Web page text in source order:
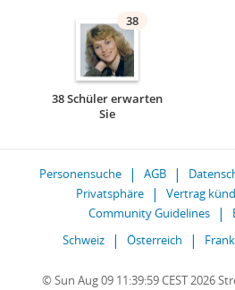
38
38 Schüler erwarten
Sie
Personensuche AGB
Privatsphäre
Vertrag
Community Guidelines
Schweiz
Österreich
© Sun Aug 09 11:39:59 CEST 2026